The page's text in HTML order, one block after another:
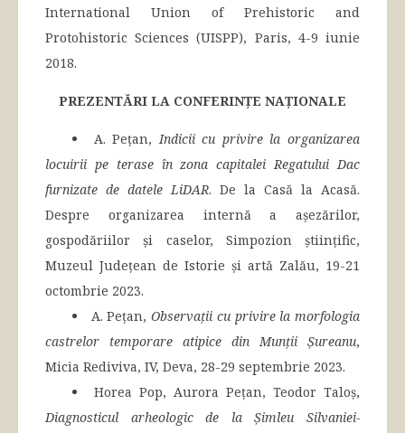
International Union of Prehistoric and
Protohistoric Sciences (UISPP), Paris, 4-9 iunie
2018.
PREZENTĂRI LA CONFERINȚE NAȚIONALE
A. Pețan,Indicii cu privire la organizarea
locuirii pe terase în zona capitalei Regatului Dac
furnizate de datele LiDAR. De la Casă la Acasă.
Despre organizarea internă a așezărilor,
gospodăriilor și caselor, Simpozion științific,
Muzeul Județean de Istorie și artă Zalău, 19-21
octombrie 2023.
A. Pețan,Observații cu privire la morfologia
castrelor temporare atipice din Munții Șureanu,
Micia Rediviva, IV, Deva, 28-29 septembrie 2023.
Horea Pop, Aurora Pețan, Teodor Taloș,
Diagnosticul arheologic de la Șimleu Silvaniei-